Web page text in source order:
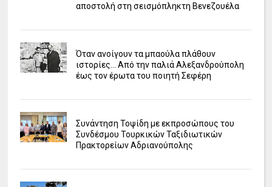
αποστολή στη σεισμόπληκτη Βενεζουέλα
Όταν ανοίγουν τα μπαούλα πλάθουν
ιστορίες... Από την παλιά Αλεξανδρούπολη
έως τον έρωτα του ποιητή Σεφέρη
Συνάντηση Τοψίδη με εκπροσώπους του
Συνδέσμου Τουρκικών Ταξιδιωτικών
Πρακτορείων Αδριανούπολης